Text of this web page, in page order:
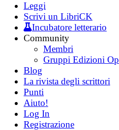
Leggi
Scrivi un LibriCK
Incubatore letterario
Community
Membri
Gruppi Edizioni
Blog
La rivista degli scrittori
Punti
Aiuto!
Log In
Registrazione